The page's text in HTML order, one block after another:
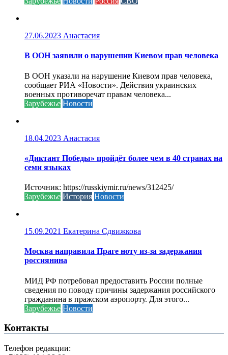
27.06.2023 Анастасия
В ООН заявили о нарушении Киевом прав человека
В ООН указали на нарушение Киевом прав человека,
сообщает РИА «Новости». Действия украинских
военных противоречат правам человека...
Зарубежье Новости
18.04.2023 Анастасия
«Диктант Победы» пройдёт более чем в 40 странах на
семи языках
Источник: https://russkiymir.ru/news/312425/
Зарубежье История Новости
15.09.2021 Екатерина Сдвижкова
Москва направила Праге ноту из-за задержания
россиянина
МИД РФ потребовал предоставить России полные
сведения по поводу причины задержания российского
гражданина в пражском аэропорту. Для этого...
Зарубежье Новости
Контакты
Телефон редакции: